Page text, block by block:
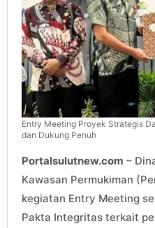
Entry Meeting Proyek Strategis
dan Dukung Penuh
Portalsulutnew.com –
Kawasan Permukiman
kegiatan Entry Meeting
Pakta Integritas terkait